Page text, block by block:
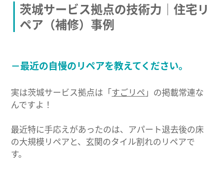
茨城サービス拠点の技術力｜住宅リ
ペア（補修）事例
－最近の自慢のリペアを教えてください。
実は茨城サービス拠点は「すごリペ 」の掲載常連な
んですよ！
最近特に手応えがあったのは、アパート退去後の床
の大規模リペアと、玄関のタイル割れのリペアで
す。